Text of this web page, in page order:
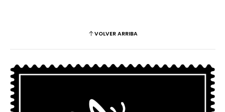
VOLVER ARRIBA